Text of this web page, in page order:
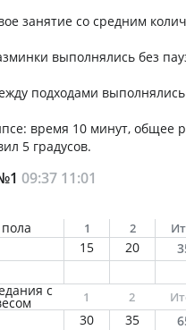
занятие со средним
выполнялись без
подходами
время 10 минут, общее
5 градусов.
09:37 11:01
1 2
15 20
с
1 2
30 35